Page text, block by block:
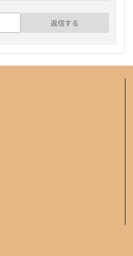
返信する